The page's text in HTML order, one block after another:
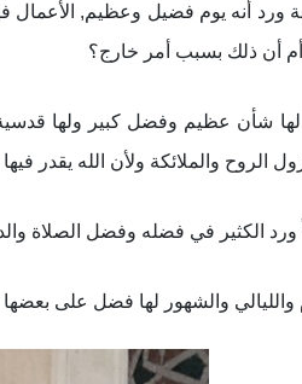
ورد أنه يوم فضيل وعظيم,
أن ذلك بسبب أمر خارج؟
لها شأن عظيم وفضل كبير ولها
الروح والملائكة ولأن الله يقدر
الكثير في فضله وفضل الصلاة
والليالي والشهور لها فضل على